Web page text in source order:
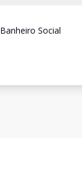
Banheiro Social